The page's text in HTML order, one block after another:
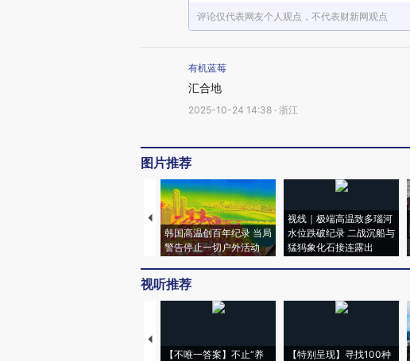
评论仅代表网友个人观点，不代表财新网观点
有机蓝莓
汇合地
2025-10-24 14:38 · 浙江
图片推荐
韩国高温创百年纪录 当局
警告停止一切户外活动
视线｜极端高温致多瑙河
水位跌破纪录 二战沉船与
猛犸象化石接连露出
视听推荐
【不唯一答案】不止“养
【特别呈现】寻找100种